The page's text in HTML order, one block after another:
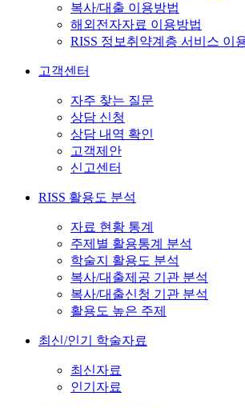
복사/대출 이용방법
해외전자자료 이용방법
RISS 정보취약계층 서비스 이
고객센터
자주 찾는 질문
상담 신청
상담 내역 확인
고객제안
신고센터
RISS 활용도 분석
자료 현황 통계
주제별 활용통계 분석
학술지 활용도 분석
복사/대출제공 기관 분석
복사/대출신청 기관 분석
활용도 높은 주제
최신/인기 학술자료
최신자료
인기자료